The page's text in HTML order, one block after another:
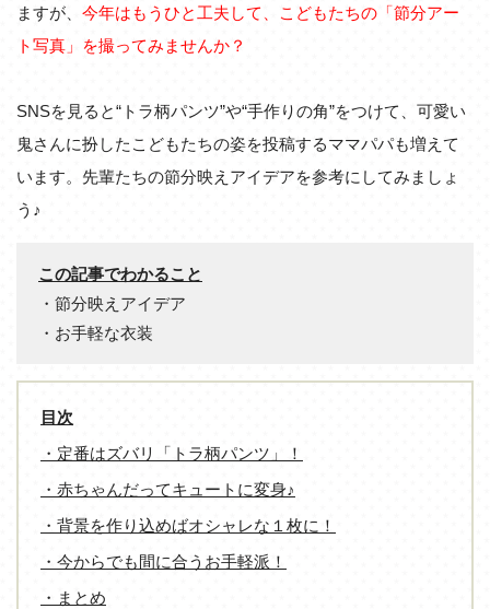
ますが、 今年はもうひと工夫して、こどもたちの「節分アー
ト写真」を撮ってみませんか？
SNSを見ると“トラ柄パンツ”や“手作りの角”をつけて、可愛い
鬼さんに扮したこどもたちの姿を投稿するママパパも増えて
います。先輩たちの節分映えアイデアを参考にしてみましょ
う♪
この記事でわかること
・節分映えアイデア
・お手軽な衣装
目次
・定番はズバリ「トラ柄パンツ」！
・赤ちゃんだってキュートに変身♪
・背景を作り込めばオシャレな１枚に！
・今からでも間に合うお手軽派！
・まとめ